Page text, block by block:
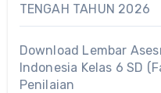
TENGAH TAHUN 2026
Download Lembar
Indonesia Kelas 6 SD
Penilaian